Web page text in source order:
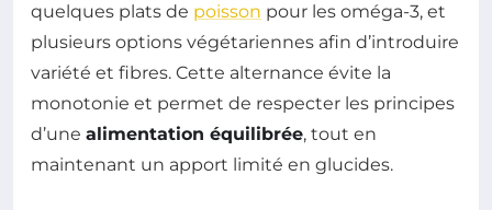
quelques plats de poisson pour les oméga-3, et
plusieurs options végétariennes afin d’introduire
variété et fibres. Cette alternance évite la
monotonie et permet de respecter les principes
d’une alimentation équilibrée, tout en
maintenant un apport limité en glucides.